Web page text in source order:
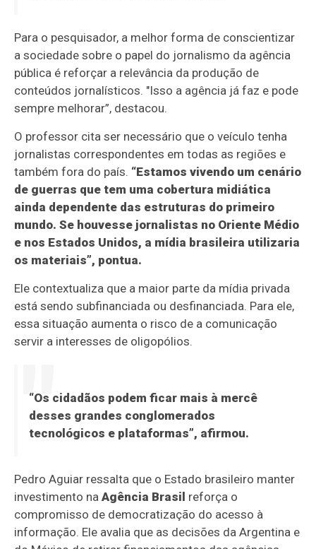
Para o pesquisador, a melhor forma de conscientizar
a sociedade sobre o papel do jornalismo da agência
pública é reforçar a relevância da produção de
conteúdos jornalísticos. "Isso a agência já faz e pode
sempre melhorar”, destacou.
O professor cita ser necessário que o veículo tenha
jornalistas correspondentes em todas as regiões e
também fora do país. “Estamos vivendo um cenário
de guerras que tem uma cobertura midiática
ainda dependente das estruturas do primeiro
mundo. Se houvesse jornalistas no Oriente Médio
e nos Estados Unidos, a mídia brasileira utilizaria
os materiais”, pontua.
Ele contextualiza que a maior parte da mídia privada
está sendo subfinanciada ou desfinanciada. Para ele,
essa situação aumenta o risco de a comunicação
servir a interesses de oligopólios.
“Os cidadãos podem ficar mais à mercê
desses grandes conglomerados
tecnológicos e plataformas”, afirmou.
Pedro Aguiar ressalta que o Estado brasileiro manter
investimento naAgência Brasil reforça o
compromisso de democratização do acesso à
informação. Ele avalia que as decisões da Argentina e